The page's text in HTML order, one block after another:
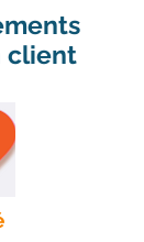
client